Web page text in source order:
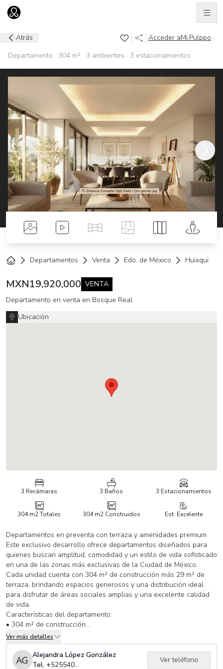
Ir al home
Atrás Acceder aMi.Pulppo
Departamento · 304 m² · 3 ambientes · 3 estacionamientos
Fotos Videos Tour VirtualPlanos Mapa Street
Departamentos Venta Edo. de México
MXN19,920,000 VENTA
Departamento en venta en Bosque Real
Ubicación
3 Recámaras 3 Baños 3 Estacionamientos
304 m2Totales 304 m2Construidos Est. Excelente
Departamentos en preventa con terraza y amenidades premium
Este exclusivo desarrollo ofrece departamentos diseñados para
quienes buscan amplitud, comodidad y un estilo de vida sofisticado
en una de las zonas más exclusivas de la Ciudad de México.
Cada unidad cuenta con 304 m² de construcción más 29 m² de
terraza, brindando espacios generosos y una distribución ideal
para disfrutar de áreas sociales amplias y una excelente calidad
de vida.
Características del departamento:
• 304 m² de construcción
• 29 m² de terraza
• 3 recámaras
• 3 baños completos
• 1 medio baño
Ver más detalles
Alejandra López González
Tel. +525540978240
Ver teléfono